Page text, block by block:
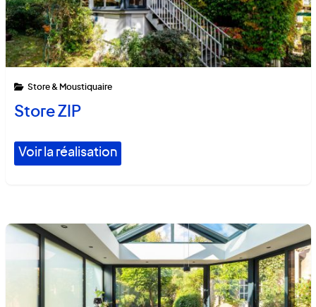
Store & Moustiquaire
Store ZIP
Voir la réalisation